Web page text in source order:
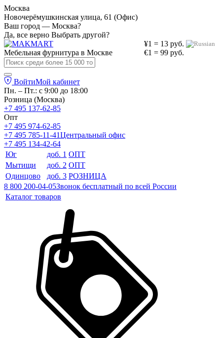
Москва
Новочерёмушкинская улица, 61 (Офис)
Ваш город — Москва?
Да, все верно Выбрать другой?
¥1 = 13 руб.
€1 = 99 руб.
Мебельная фурнитура в Москве
ВойтиМой кабинет
Пн. – Пт.: с 9:00 до 18:00
Розница (Москва)
+7 495 137-62-85
Опт
+7 495 974-62-85
+7 495 785-11-41Центральный офис
+7 495 134-42-64
Юг
доб. 1 ОПТ
Мытищи
доб. 2 ОПТ
Одинцово
доб. 3 РОЗНИЦА
8 800 200-04-05Звонок бесплатный по всей России
Каталог товаров